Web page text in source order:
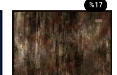
%17